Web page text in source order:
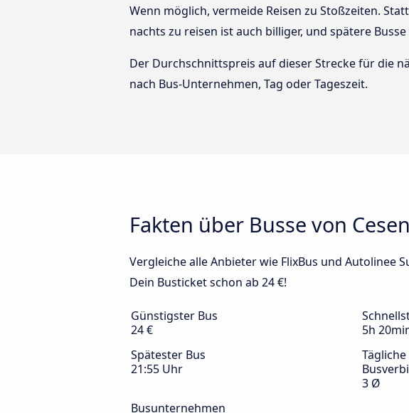
Wenn möglich, vermeide Reisen zu Stoßzeiten.
nachts zu reisen ist auch billiger, und spätere
Der Durchschnittspreis auf dieser Strecke für die
nach Bus-Unternehmen, Tag oder Tageszeit.
Fakten über Busse von
Vergleiche alle Anbieter wie FlixBus und Autolinee
Dein Busticket schon ab 24 €!
Günstigster Bus
24 €
5h
Spätester Bus
21:55 Uhr
Tägliche
3 Ø
Busunternehmen